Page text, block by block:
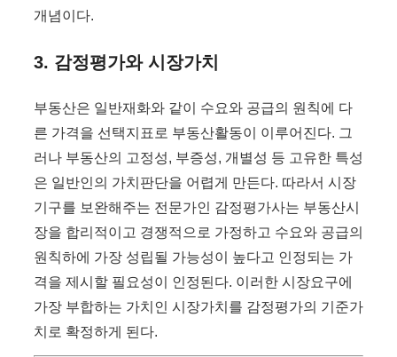
개념이다.
3. 감정평가와 시장가치
부동산은 일반재화와 같이 수요와 공급의 원칙에 다
른 가격을 선택지표로 부동산활동이 이루어진다. 그
러나 부동산의 고정성, 부증성, 개별성 등 고유한 특성
은 일반인의 가치판단을 어렵게 만든다. 따라서 시장
기구를 보완해주는 전문가인 감정평가사는 부동산시
장을 합리적이고 경쟁적으로 가정하고 수요와 공급의
원칙하에 가장 성립될 가능성이 높다고 인정되는 가
격을 제시할 필요성이 인정된다. 이러한 시장요구에
가장 부합하는 가치인 시장가치를 감정평가의 기준가
치로 확정하게 된다.